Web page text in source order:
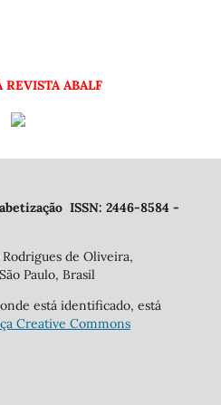
REVISTA ABALF
ISSN: 2446-8584 -
de Oliveira,
Paulo, Brasil
está identificado, está
Creative Commons